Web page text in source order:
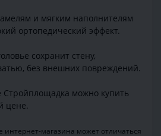
и мягким наполнителям
ортопедический эффект.
сохранит стену,
без внешних повреждений.
Стройплощадка можно купить
цене.
интернет-магазина может отличаться